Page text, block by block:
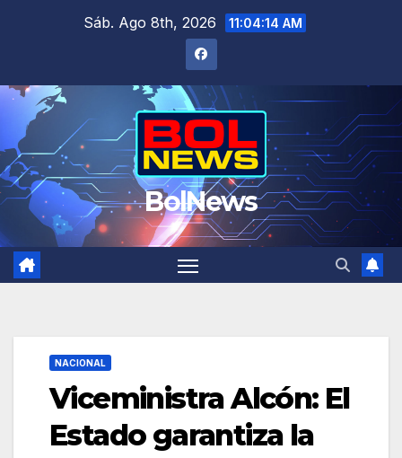
Sáb. Ago 8th, 2026 11:04:14 AM
BolNews
NACIONAL
Viceministra Alcón: El
Estado garantiza la